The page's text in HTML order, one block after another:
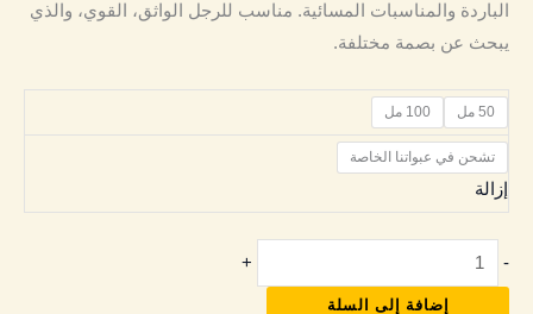
الباردة والمناسبات المسائية. مناسب للرجل الواثق، القوي، والذي
يبحث عن بصمة مختلفة.
50 مل 100 مل
تشحن في عبواتنا الخاصة
إزالة
-
+
إضافة إلى السلة